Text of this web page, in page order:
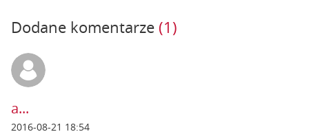
Dodane komentarze (1)
a...
2016-08-21 18:54